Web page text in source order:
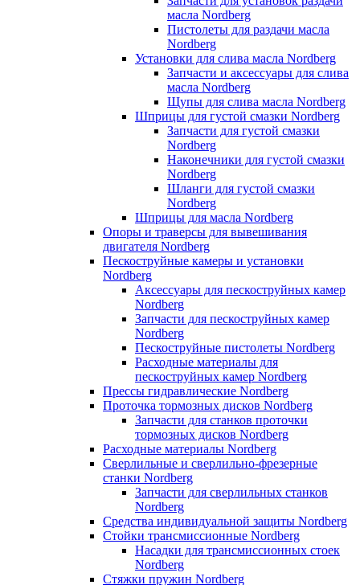
масла Nordberg
Пистолеты для раздачи масла
Nordberg
Установки для слива масла Nordberg
Запчасти и аксессуары для слива
масла Nordberg
Щупы для слива масла Nordberg
Шприцы для густой смазки Nordberg
Запчасти для густой смазки
Nordberg
Наконечники для густой смазки
Nordberg
Шланги для густой смазки
Nordberg
Шприцы для масла Nordberg
Опоры и траверсы для вывешивания
двигателя Nordberg
Пескоструйные камеры и установки
Nordberg
Аксессуары для пескоструйных камер
Nordberg
Запчасти для пескоструйных камер
Nordberg
Пескоструйные пистолеты Nordberg
Расходные материалы для
пескоструйных камер Nordberg
Прессы гидравлические Nordberg
Проточка тормозных дисков Nordberg
Запчасти для станков проточки
тормозных дисков Nordberg
Расходные материалы Nordberg
Сверлильные и сверлильно-фрезерные
станки Nordberg
Запчасти для сверлильных станков
Nordberg
Средства индивидуальной защиты Nordberg
Стойки трансмиссионные Nordberg
Насадки для трансмиссионных стоек
Nordberg
Стяжки пружин Nordberg